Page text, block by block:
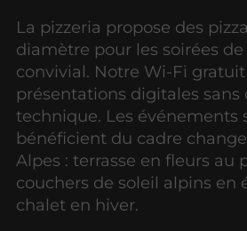
La pizzeria propose des
diamètre pour les soirées
convivial. Notre Wi-Fi
présentations digitales sans
technique. Les événements
bénéficient du cadre
Alpes : terrasse en fleurs au
couchers de soleil alpins en
chalet en hiver.